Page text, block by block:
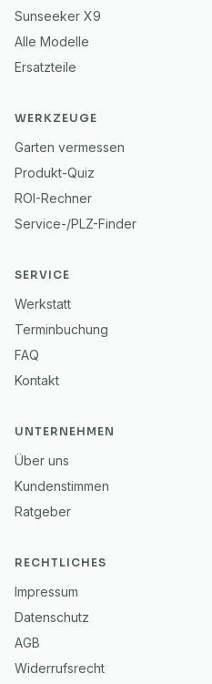
Sunseeker X9
Alle Modelle
Ersatzteile
WERKZEUGE
Garten vermessen
Produkt-Quiz
ROI-Rechner
Service-/PLZ-Finder
SERVICE
Werkstatt
Terminbuchung
FAQ
Kontakt
UNTERNEHMEN
Über uns
Kundenstimmen
Ratgeber
RECHTLICHES
Impressum
Datenschutz
AGB
Widerrufsrecht